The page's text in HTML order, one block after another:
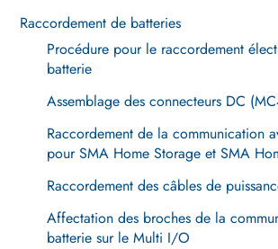
Raccordement de batteries
Procédure pour le raccordement
batterie
Assemblage des connecteurs DC
Raccordement de la communication
pour SMA Home Storage et SMA
Raccordement des câbles de
Affectation des broches de la
batterie sur le Multi I/O